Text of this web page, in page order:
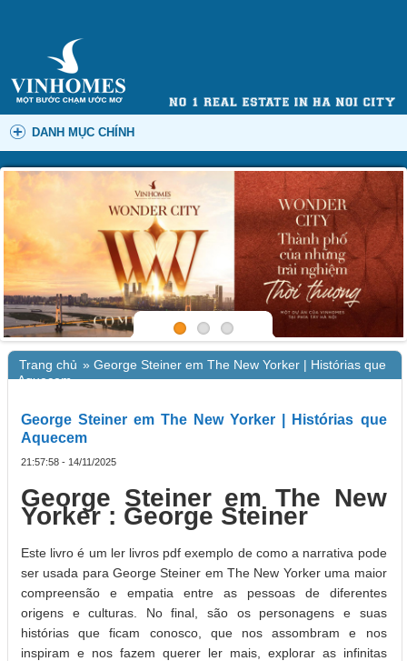
DANH MỤC CHÍNH
Trang chủ » George Steiner em The New Yorker | Histórias que
Aquecem
George Steiner em The New Yorker | Histórias que
Aquecem
21:57:58 - 14/11/2025
George Steiner em The New
Yorker : George Steiner
Este livro é um ler livros pdf exemplo de como a narrativa pode
ser usada para George Steiner em The New Yorker uma maior
compreensão e empatia entre as pessoas de diferentes
origens e culturas. No final, são os personagens e suas
histórias que ficam conosco, que nos assombram e nos
inspiram e nos fazem querer ler mais, explorar as infinitas